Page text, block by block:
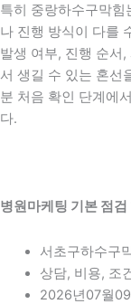
특히 중랑하수구막힘
나 진행 방식이 다를
발생 여부, 진행 순서
서 생길 수 있는 혼선
분 처음 확인 단계에
다.
병원마케팅 기본 점
서초구하수구
상담, 비용, 조
2026년07월